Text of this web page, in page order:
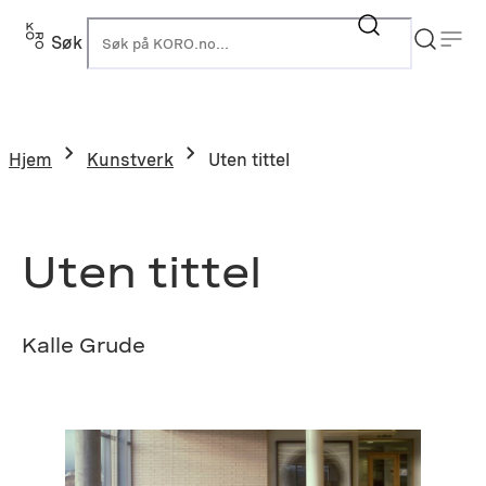
Hopp
Søk
Hjem Kunstverk Uten tittel
Uten tittel
Kalle Grude